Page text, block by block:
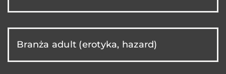
Branża adult (erotyka, hazard)